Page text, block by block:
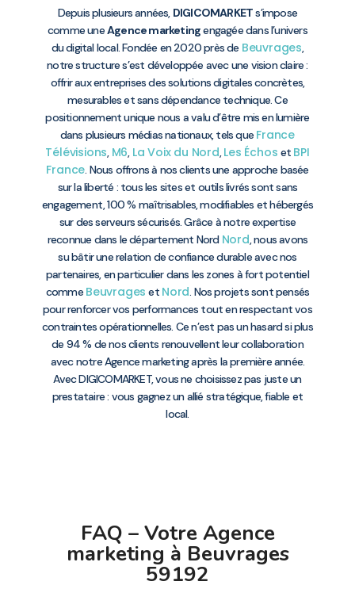
Depuis plusieurs années, DIGICOMARKETs’impose
comme uneAgence marketingengagée dans l’univers
du digital local. Fondée en 2020 près de Beuvrages,
notre structure s’est développée avec une vision claire :
offrir aux entreprises des solutions digitales concrètes,
mesurables et sans dépendance technique. Ce
positionnement unique nous a valu d’être mis en lumière
dans plusieurs médias nationaux, tels que France
Télévisions, M6, La Voix du Nord,Les Échos et BPI
France. Nous offrons à nos clients une approche basée
sur la liberté : tous les sites et outils livrés sont sans
engagement, 100 % maîtrisables, modifiables et hébergés
sur des serveurs sécurisés. Grâce à notre expertise
reconnue dans le département Nord Nord, nous avons
su bâtir une relation de confiance durable avec nos
partenaires, en particulier dans les zones à fort potentiel
comme Beuvrages et Nord. Nos projets sont pensés
pour renforcer vos performances tout en respectant vos
contraintes opérationnelles. Ce n’est pas un hasard si plus
de 94 % de nos clients renouvellent leur collaboration
avec notre Agence marketing après la première année.
Avec DIGICOMARKET, vous ne choisissez pas juste un
prestataire : vous gagnez un allié stratégique, fiable et
local.
FAQ – Votre Agence
marketing à Beuvrages
59192